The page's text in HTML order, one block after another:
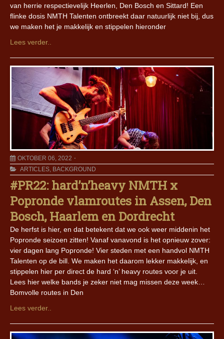
van herrie respectievelijk Heerlen, Den Bosch en Sittard! Een
flinke dosis NMTH Talenten ontbreekt daar natuurlijk niet bij, dus
we maken het je makkelijk en stippelen hieronder
Lees verder..
OKTOBER 06, 2022
ARTICLES, BACKGROUND
#PR22: hard’n’heavy NMTH x
Popronde vlamroutes in Assen, Den
Bosch, Haarlem en Dordrecht
De herfst is hier, en dat betekent dat we ook weer middenin het
Popronde seizoen zitten! Vanaf vanavond is het opnieuw zover:
vier dagen lang Popronde! Vier steden met een handvol NMTH
Talenten op de bill. We maken het daarom lekker makkelijk, en
stippelen hier per direct de hard ‘n’ heavy routes voor je uit.
Lees hier welke bands je zeker niet mag missen deze week…
Bomvolle routes in Den
Lees verder..